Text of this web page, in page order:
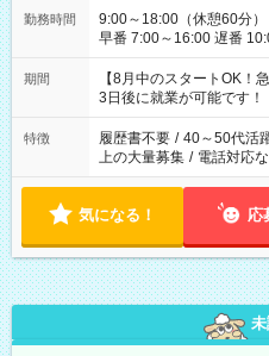
勤務時間
9:00～18:00（休憩60分） ■ご希望があれば下記シフトもOK！
早番 7:00～16:00 遅番 10:00
と休みを合わせたい」 「
「できれば残業はしたく
ね。 ※Wワーク希望の方へ 今ご覧のお仕事で希望する勤務時間
と、もう1つのお仕事の
合は応募できません。
期間
【8月中のスタートOK
3日後に就業が可能です！
特徴 履歴書不要 / 40～50代活
上の大量募集 / 電話対応
気になる！ 応